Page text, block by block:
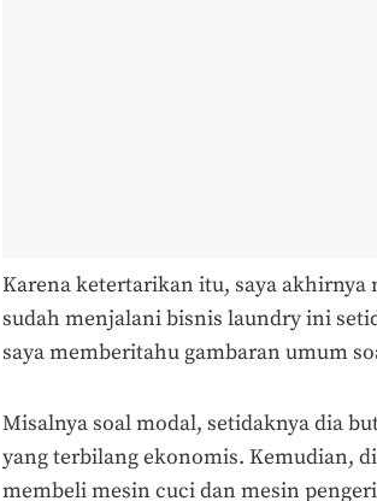
Karena ketertarikan itu, saya akhirnya
sudah menjalani bisnis laundry ini
saya memberitahu gambaran umum
Misalnya soal modal, setidaknya dia
yang terbilang ekonomis. Kemudian,
membeli mesin cuci dan mesin